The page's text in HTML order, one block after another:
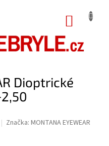
Dioptrické
Značka: MONTANA EYEWEAR